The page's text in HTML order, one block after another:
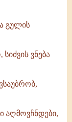
გულის
ვნება
აღმოვჩნდები,